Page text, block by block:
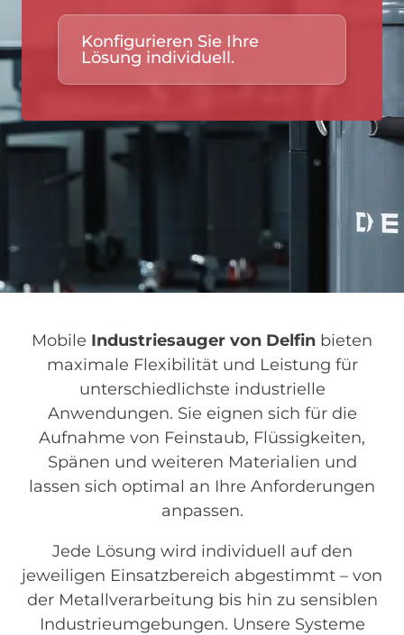
Konfigurieren Sie Ihre
Lösung individuell.
Mobile Industriesauger von Delfin bieten
maximale Flexibilität und Leistung für
unterschiedlichste industrielle
Anwendungen. Sie eignen sich für die
Aufnahme von Feinstaub, Flüssigkeiten,
Spänen und weiteren Materialien und
lassen sich optimal an Ihre Anforderungen
anpassen.
Jede Lösung wird individuell auf den
jeweiligen Einsatzbereich abgestimmt – von
der Metallverarbeitung bis hin zu sensiblen
Industrieumgebungen. Unsere Systeme